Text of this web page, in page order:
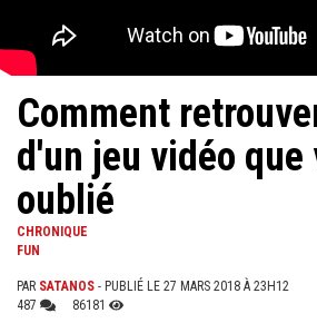
Comment
d'un jeu vidéo que
oublié
CHRONIQUE
FUN
PAR SATANOS - PUBLIÉ LE 27 MARS 2018 À 23H12
487
86181